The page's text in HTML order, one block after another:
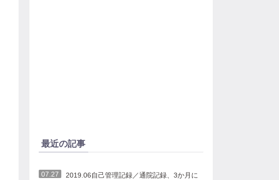
最近の記事
07.27
2019.06自己管理記録／通院記録、3か月に